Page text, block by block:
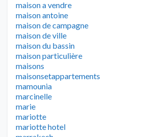
maison a vendre
maison antoine
maison de campagne
maison de ville
maison du bassin
maison particulière
maisons
maisonsetappartements
mamounia
marcinelle
marie
mariotte
mariotte hotel